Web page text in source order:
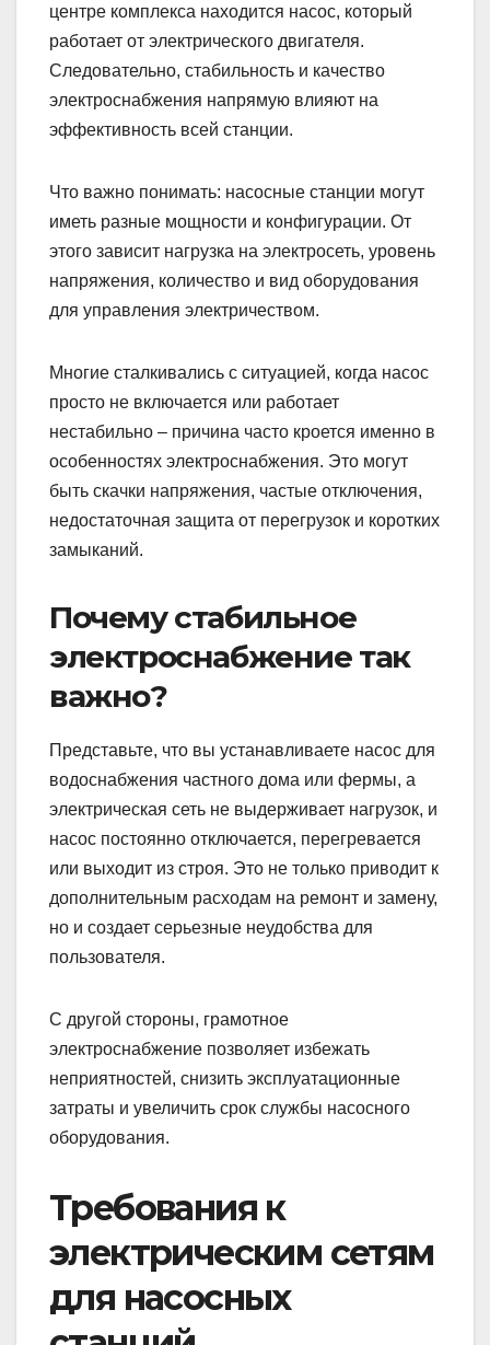
центре комплекса находится насос, который
работает от электрического двигателя.
Следовательно, стабильность и качество
электроснабжения напрямую влияют на
эффективность всей станции.
Что важно понимать: насосные станции могут
иметь разные мощности и конфигурации. От
этого зависит нагрузка на электросеть, уровень
напряжения, количество и вид оборудования
для управления электричеством.
Многие сталкивались с ситуацией, когда насос
просто не включается или работает
нестабильно – причина часто кроется именно в
особенностях электроснабжения. Это могут
быть скачки напряжения, частые отключения,
недостаточная защита от перегрузок и коротких
замыканий.
Почему стабильное
электроснабжение так
важно?
Представьте, что вы устанавливаете насос для
водоснабжения частного дома или фермы, а
электрическая сеть не выдерживает нагрузок, и
насос постоянно отключается, перегревается
или выходит из строя. Это не только приводит к
дополнительным расходам на ремонт и замену,
но и создает серьезные неудобства для
пользователя.
С другой стороны, грамотное
электроснабжение позволяет избежать
неприятностей, снизить эксплуатационные
затраты и увеличить срок службы насосного
оборудования.
Требования к
электрическим сетям
для насосных